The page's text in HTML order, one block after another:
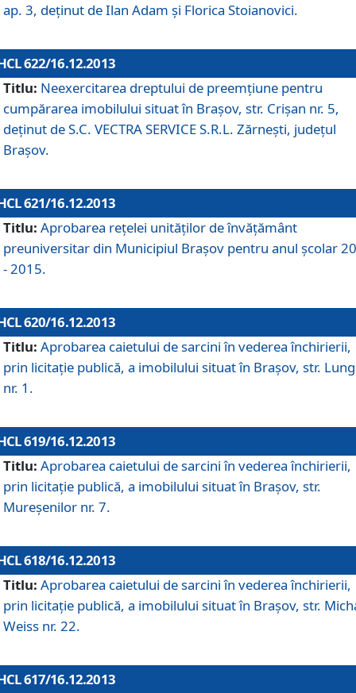
ap. 3, deţinut de Ilan Adam şi Florica Stoianovici.
622/16.12.2013
Titlu: Neexercitarea dreptului de preemţiune pentru
cumpărarea imobilului situat în Braşov, str. Crişan nr. 5,
deţinut de S.C. VECTRA SERVICE S.R.L. Zărneşti, judeţul
Braşov.
621/16.12.2013
Titlu: Aprobarea reţelei unităţilor de învăţământ
preuniversitar din Municipiul Braşov pentru anul şcolar
- 2015.
620/16.12.2013
Titlu: Aprobarea caietului de sarcini în vederea închirierii,
prin licitaţie publică, a imobilului situat în Braşov, str.
nr. 1.
619/16.12.2013
Titlu: Aprobarea caietului de sarcini în vederea închirierii,
prin licitaţie publică, a imobilului situat în Braşov, str.
Mureşenilor nr. 7.
618/16.12.2013
Titlu: Aprobarea caietului de sarcini în vederea închirierii,
prin licitaţie publică, a imobilului situat în Braşov, str.
Weiss nr. 22.
617/16.12.2013